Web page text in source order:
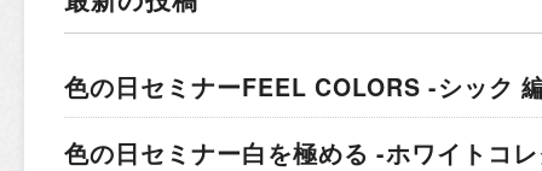
色の日セミナーFEEL COLORS -シック
色の日セミナー白を極める -ホワイトコ